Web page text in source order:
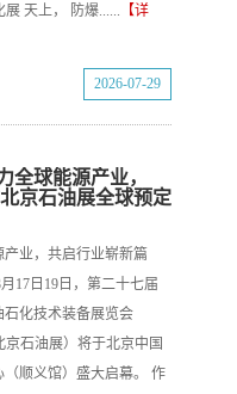
展 天上， 防爆...... 【详
2026-07-29
全球能源产业，
京石油展全球预定
产业，共启行业崭新篇
17日19日，第二十七届
石化技术装备展览会
京石油展）将于北京中国
（顺义馆）盛大启幕。 作